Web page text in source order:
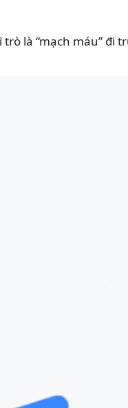
là “mạch máu”